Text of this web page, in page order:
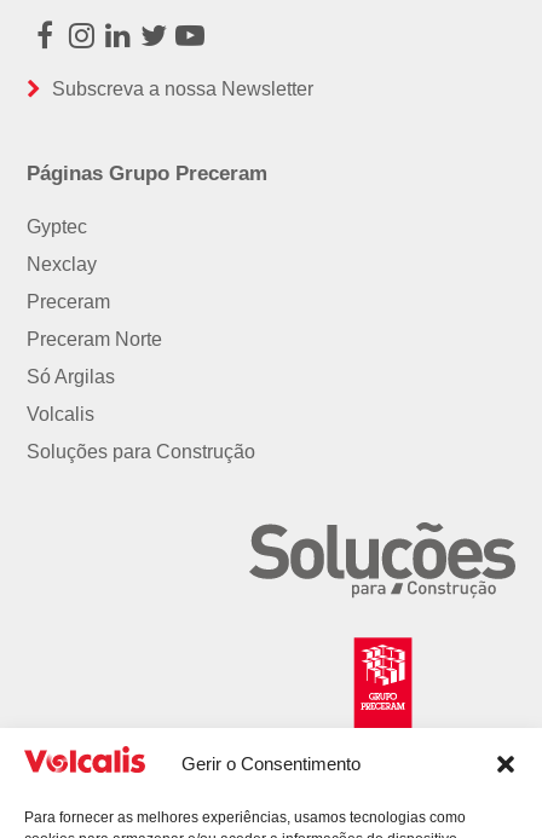
Gerir o Consentimento
Para fornecer as melhores experiências, usamos tecnologias como
Facebook
Instagram
LinkedIn
TwitterYoutube
Subscreva a nossa Newsletter
Páginas Grupo Preceram
Gyptec
Nexclay
Preceram
Preceram Norte
Só Argilas
Volcalis
Soluções para Construção